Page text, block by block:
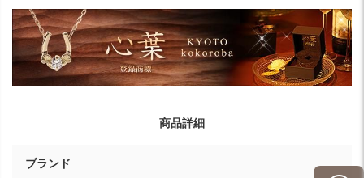
商品詳細
ブランド